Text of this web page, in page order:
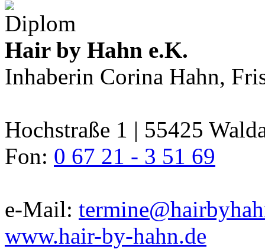
Hair by Hahn e.K.
Inhaberin Corina Hahn,
Hochstraße 1 | 55425
Fon: 0 67 21 - 3 51 69
e-Mail:
www.hair-by-hahn.de